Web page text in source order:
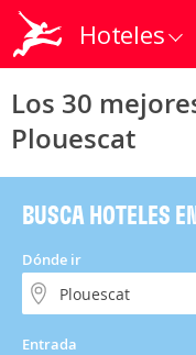
Hoteles
Los 30
Plouescat
BUSCA HOTELES
Dónde ir
Entrada